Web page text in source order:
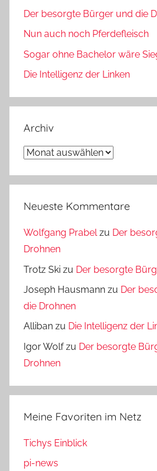
Der besorgte Bürger und die
Nun auch noch Pferdefleisch
Sogar ohne Bachelor wäre
Die Intelligenz der Linken
Archiv
Archiv
Neueste Kommentare
Wolfgang Prabelzu Der
Drohnen
Trotz Ski zu Der besorgte
Joseph Hausmann zu Der
die Drohnen
Alliban zu Die Intelligenz der
Igor Wolfzu Der besorgte
Drohnen
Meine Favoriten im Netz
Tichys Einblick
pi-news